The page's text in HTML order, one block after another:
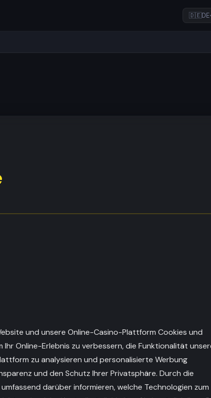
🇩🇪DE
und unsere Online-Casino-Plattform Cookies und
Online-Erlebnis zu verbessern, die Funktionalität
zu analysieren und personalisierte Werbung
und den Schutz Ihrer Privatsphäre. Durch die
darüber informieren, welche Technologien zum